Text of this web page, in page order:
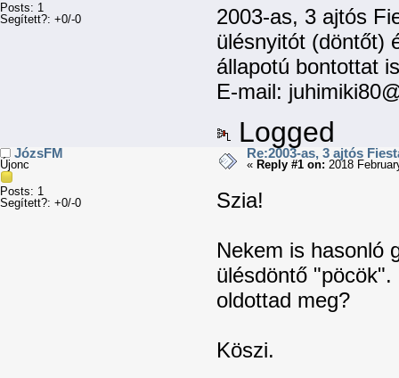
Posts: 1
Segített?: +0/-0
2003-as, 3 ajtós
ülésnyitót (döntőt)
állapotú bontottat
E-mail:
Logged
JózsFM
Újonc
Posts: 1
Segített?: +0/-0
Re:2003-as, 3 ajtós
« Reply #1 on: 2018
Szia!
Nekem is hasonló
ülésdöntő
oldottad meg?
Köszi.